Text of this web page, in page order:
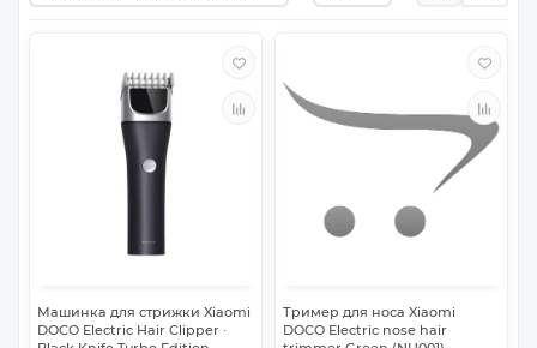
Машинка для стрижки Xiaomi
DOCO Electric Hair Clipper ·
Тример для носа Xiaomi
DOCO Electric nose hair